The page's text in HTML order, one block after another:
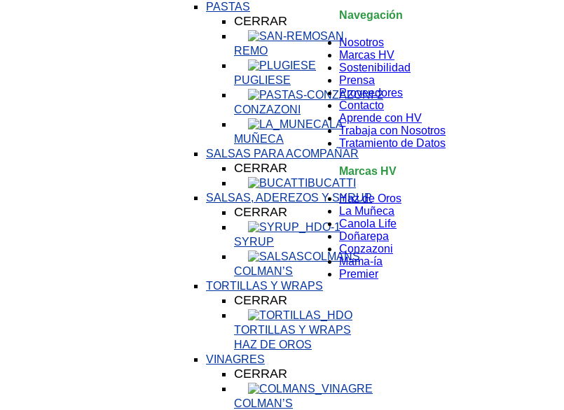
PASTAS
CERRAR
SAN
REMO
PUGLIESE
CONZAZONI
LA
MUÑECA
SALSAS PARA ACOMPAÑAR
CERRAR
BUCATTI
SALSAS, ADEREZOS Y SYRUP
CERRAR
SYRUP
COLMAN’S
TORTILLAS Y WRAPS
CERRAR
TORTILLAS Y WRAPS
HAZ DE OROS
VINAGRES
CERRAR
COLMAN’S
Navegación
Nosotros
Marcas HV
Sostenibilidad
Prensa
Proveedores
Contacto
Aprende con HV
Trabaja con Nosotros
Tratamiento de Datos
Marcas HV
Haz de Oros
La Muñeca
Canola Life
Doñarepa
Conzazoni
Mama-ía
Premier